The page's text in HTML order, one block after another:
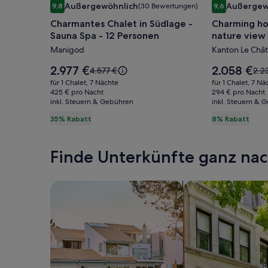
für
Charmantes
Chalet
in
Südlage
-
Sauna
Spa
-
Personen
9,89,8 von 10, Außergewöhnlich, (30 Bewertungen)
Außergewöhnlich(30 Bewertungen)
Charmantes Chalet in Südlage -
Sauna Spa - 12 Personen
Manigod
35% Rabatt
Der
Preis
beträgt
2.977 €.
2.977 €Der
alte
Preis
war
siehe
zum
4.577 €
für 1 Chalet, 7 Nächte
425 € pro Nacht
inkl. Steuern & Gebühren
für
Charming
house
in
Savoie
-
calm
&
nature
9,69,6 von 10,
Charming
nature view
Kanton Le
8% Rabatt
Der
Preis
beträgt
2.058 €.
2.058 €Der
alte
Preis
war
zum
für 1 Chalet, 7
294 € pro Nacht
inkl. Steuern &
Finde Unterkünfte ganz
Suche nach Ferienhäusern Suche nach